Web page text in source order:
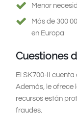
Menor
Más de 300
en Europa
Cuestiones
El SK700-II
Además, le ofrece
recursos están
fraudes.